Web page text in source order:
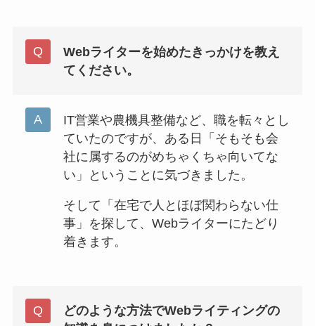
Webライターを始めたきっかけを教え
てください。
IT営業や農機具整備など、職を転々とし
ていたのですが、ある日「そもそも会
社に属するのがめちゃくちゃ向いてな
い」ということに気づきました。
そして「在宅で人とほぼ関わらない仕
事」を探して、Webライターにたどり
着きます。
どのような方法でWebライティングの